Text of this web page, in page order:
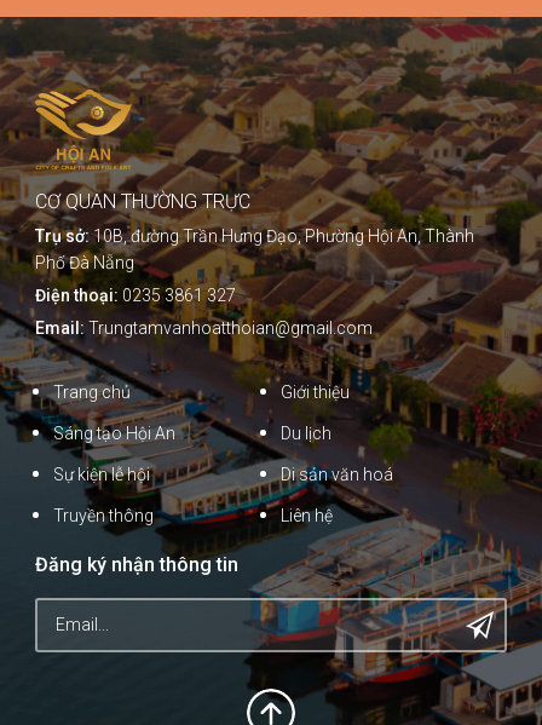
CƠ QUAN THƯỜNG TRỰC
Trụ sở: 10B, đường Trần Hưng Đạo, Phường Hội An, Thành
Phố Đà Nẵng
Điện thoại: 0235 3861 327
Email: Trungtamvanhoatthoian@gmail.com
Trang chủ Giới thiệu
Sáng tạo Hội An Du lịch
Sự kiện lễ hội Di sản văn hoá
Truyền thông Liên hệ
Đăng ký nhận thông tin